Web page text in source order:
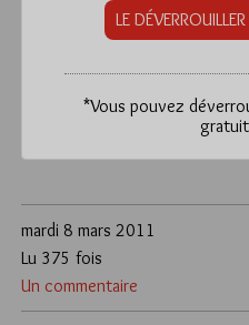
LE DÉVERROUILLER
*Vous pouvez
mardi 8 mars 2011
Un commentaire
Lu 375 fois